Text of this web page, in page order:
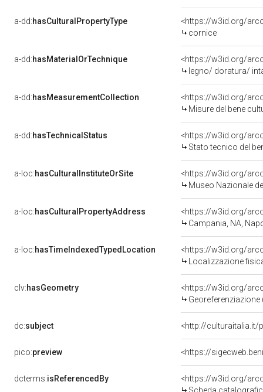
a-dd:hasCulturalPropertyType
<https://w3id.org/
cornice
a-dd:hasMaterialOrTechnique
<https://w3id.org/
legno/ doratura/
a-dd:hasMeasurementCollection
<https://w3id.org/
Misure del bene
a-dd:hasTechnicalStatus
<https://w3id.org/
Stato tecnico del
a-loc:hasCulturalInstituteOrSite
<https://w3id.org/
Museo Nazionale
a-loc:hasCulturalPropertyAddress
<https://w3id.org/
Campania, NA,
a-loc:hasTimeIndexedTypedLocation
<https://w3id.org/
Localizzazione
clv:hasGeometry
<https://w3id.org/
dc:subject <http://culturaitalia.it/
pico:preview <https://
dcterms:isReferencedBy
<https://w3id.org/